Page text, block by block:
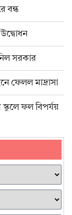
বন্ধ
উদ্বোধন
সরকার
ফেলল মাদ্রাসা
ফল বিপর্যয়